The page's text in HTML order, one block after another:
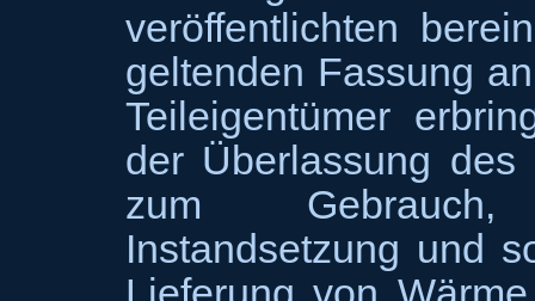
veröffentlichten
geltenden Fassung
Teileigentümer
der Überlassung des
zum Gebrauch,
Instandsetzung und